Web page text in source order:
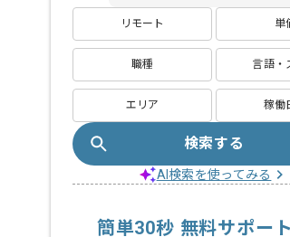
リモート 単
職種 言語・
エリア 稼働
検索する
AI検索を使ってみる
簡単30秒 無料サポー